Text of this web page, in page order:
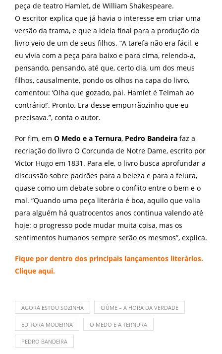
peça de teatro Hamlet, de William Shakespeare.
O escritor explica que já havia o interesse em criar uma
versão da trama, e que a ideia final para a produção do
livro veio de um de seus filhos. “A tarefa não era fácil, e
eu vivia com a peça para baixo e para cima, relendo-a,
pensando, pensando, até que, certo dia, um dos meus
filhos, causalmente, pondo os olhos na capa do livro,
comentou: ‘Olha que gozado, pai. Hamlet é Telmah ao
contrário!’. Pronto. Era desse empurrãozinho que eu
precisava.”, conta o autor.
Por fim, em O Medo e a Ternura, Pedro Bandeira faz a
recriação do livro O Corcunda de Notre Dame, escrito por
Victor Hugo em 1831. Para ele, o livro busca aprofundar a
discussão sobre padrões para a beleza e para a feiura,
quase como um debate sobre o conflito entre o bem e o
mal. “Quando uma peça literária é boa, aquilo que valia
para alguém há quatrocentos anos continua valendo até
hoje: o progresso pode mudar muita coisa, mas os
sentimentos humanos sempre serão os mesmos”, explica.
Fique por dentro dos principais lançamentos literários.
Clique aqui.
AGORA ESTOU SOZINHA CIÚME – A HORA DA VERDADE
EDITORA MODERNA O MEDO E A TERNURA
PEDRO BANDEIRA